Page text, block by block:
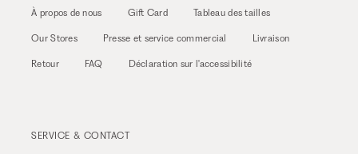
À propos de nous Gift Card Tableau des tailles
Our Stores Presse et service commercial Livraison
Retour FAQ Déclaration sur l'accessibilité
SERVICE & CONTACT